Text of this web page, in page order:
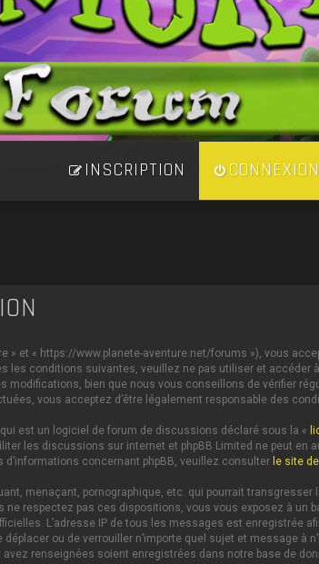
CONNEXION
INSCRIPTION
» et « https://www.planete-aventure.net/forums »), vous
les conditions suivantes, veuillez ne pas utiliser et accéder
bien que nous vous conseillons de vérifier
vous acceptez d’être légalement responsable des
est un logiciel de forum de discussions déclaré sous la «
les discussions sur internet et phpBB Limited ne peut en
concernant phpBB, veuillez consulter le site
menaçant, pornographique, etc. qui pourrait transgresser
ne respectez pas ces dispositions, vous vous exposez à un
L’adresse IP de tous les messages est enregistrée
ou de verrouiller n’importe quel sujet et message à
renseignées soient enregistrées dans notre base de